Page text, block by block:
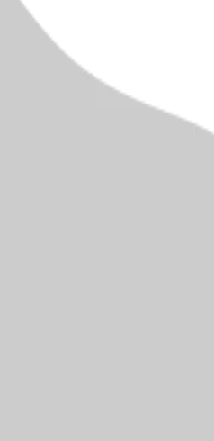
Ein kollegiales
und ästhetischer
Wenn Du Dich in einem